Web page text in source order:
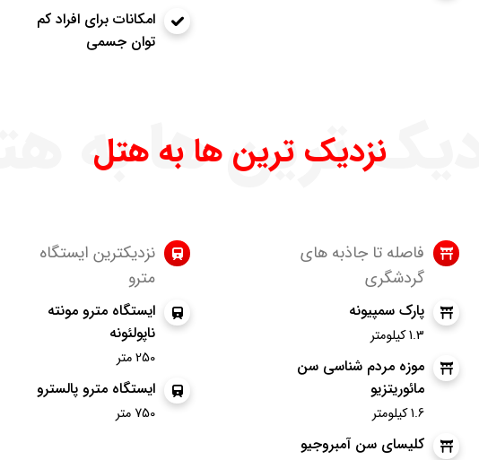
امکانات برای افراد کم
توان جسمی
نزدیک ترین ها به هتل
نزدیک ترین ها به هتل
فاصله تا جاذبه های
گردشگری
پارک سمپیونه
1.3 کیلومتر
موزه مردم شناسی سن
مائوریتزیو
1.6 کیلومتر
کلیسای سن آمبروجیو
نزدیکترین ایستگاه
مترو
ایستگاه مترو مونته
ناپولئونه
250 متر
ایستگاه مترو پالسترو
750 متر